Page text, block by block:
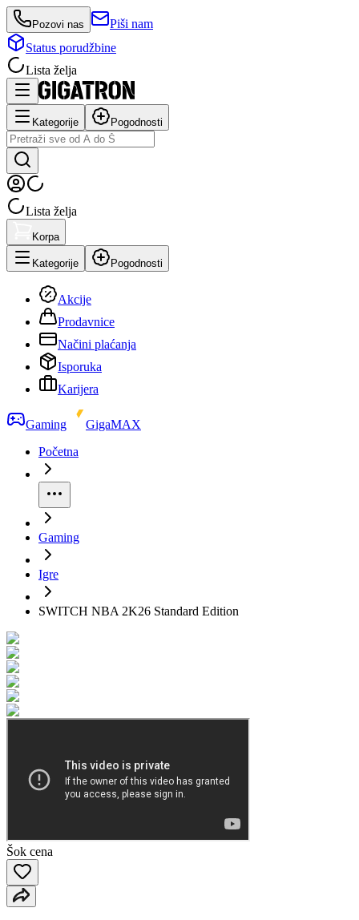
Pozovi nas
Piši nam
Status porudžbine
Lista želja
Kategorije Pogodnosti
Lista želja
Korpa
Kategorije Pogodnosti
Akcije
Prodavnice
Načini plaćanja
Isporuka
Karijera
Gaming
GigaMAX
Početna
Gaming
Igre
SWITCH NBA 2K26 Standard Edition
Šok cena